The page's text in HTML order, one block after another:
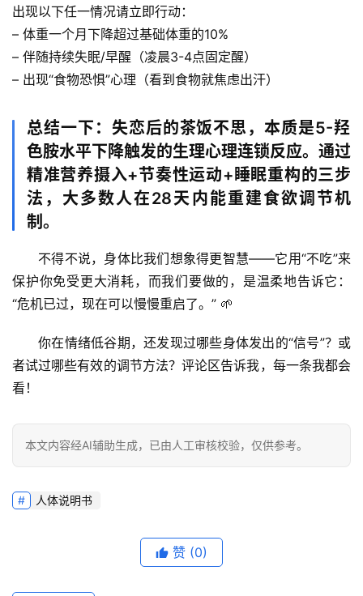
出现以下任一情况请立即行动：
– 体重一个月下降超过基础体重的10%
– 伴随持续失眠/早醒（凌晨3-4点固定醒）
– 出现“食物恐惧”心理（看到食物就焦虑出汗）
总结一下：失恋后的茶饭不思，本质是5-羟
色胺水平下降触发的生理心理连锁反应。通过
精准营养摄入+节奏性运动+睡眠重构的三步
法，大多数人在28天内能重建食欲调节机
制。
不得不说，身体比我们想象得更智慧——它用“不吃”来
保护你免受更大消耗，而我们要做的，是温柔地告诉它：
“危机已过，现在可以慢慢重启了。” 🌱
你在情绪低谷期，还发现过哪些身体发出的“信号”？或
者试过哪些有效的调节方法？评论区告诉我，每一条我都会
看！
本文内容经AI辅助生成，已由人工审核校验，仅供参考。
人体说明书
赞 (0)